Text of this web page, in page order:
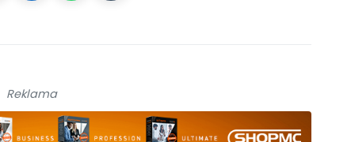
Reklama